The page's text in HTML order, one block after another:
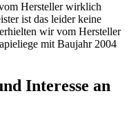
Hersteller wirklich
ist das leider keine
wir vom Hersteller
mit Baujahr 2004
Interesse an